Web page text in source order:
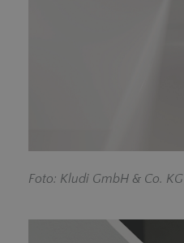
Foto: Kludi GmbH & Co. KG